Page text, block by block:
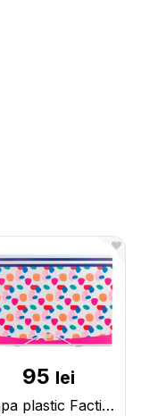
95 lei
Mapa plastic Factis 13sectii/cu elastic Roz 12CA13BP